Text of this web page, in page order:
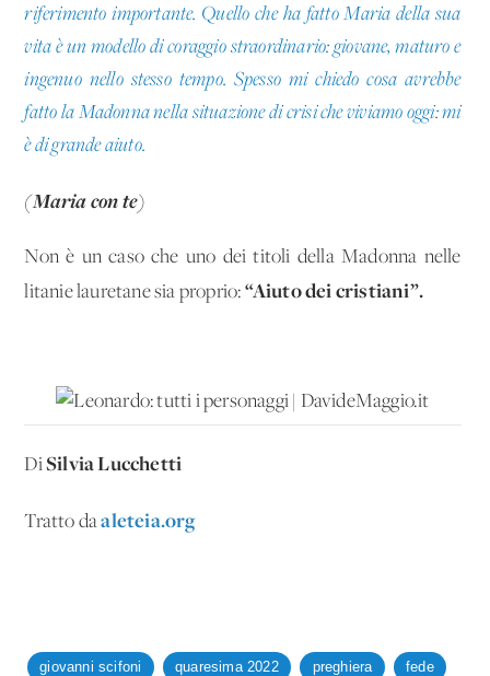
riferimento importante. Quello che ha fatto Maria della sua
vita è un modello di coraggio straordinario: giovane, maturo e
ingenuo nello stesso tempo. Spesso mi chiedo cosa avrebbe
fatto la Madonna nella situazione di crisi che viviamo oggi: mi
è di grande aiuto.
(Maria con te)
Non è un caso che uno dei titoli della Madonna nelle
litanie lauretane sia proprio: “Aiuto dei cristiani”.
DiSilvia Lucchetti
Tratto daaleteia.org
giovanni scifoni quaresima 2022 preghiera fede